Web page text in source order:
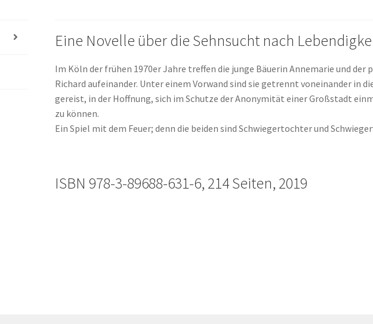
Eine Novelle über die Sehnsucht nach
Im Köln der frühen 1970er Jahre treffen die junge Bäuerin Annemarie und der
Richard aufeinander. Unter einem Vorwand sind sie getrennt voneinander in
gereist, in der Hoffnung, sich im Schutze der Anonymität einer Großstadt
zu können.
Ein Spiel mit dem Feuer; denn die beiden sind Schwiegertochter und
ISBN 978-3-89688-631-6, 214 Seiten, 2019